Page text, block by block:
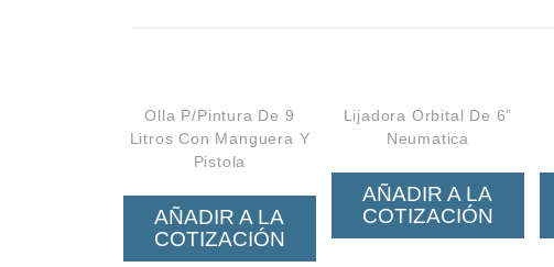
Olla P/Pintura De 9
Litros Con Manguera Y
Pistola
AÑADIR A LA
COTIZACIÓN
Lijadora Orbital De 6”
Neumatica
AÑADIR A LA
COTIZACIÓN